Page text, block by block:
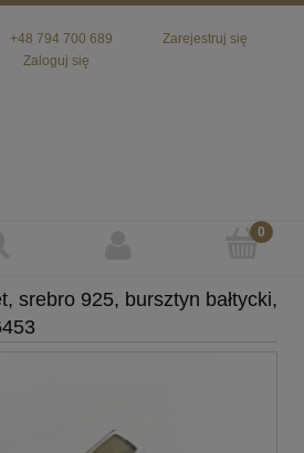
+48 794 700 689
Zarejestruj się
Zaloguj się
srebro 925, bursztyn bałtycki,